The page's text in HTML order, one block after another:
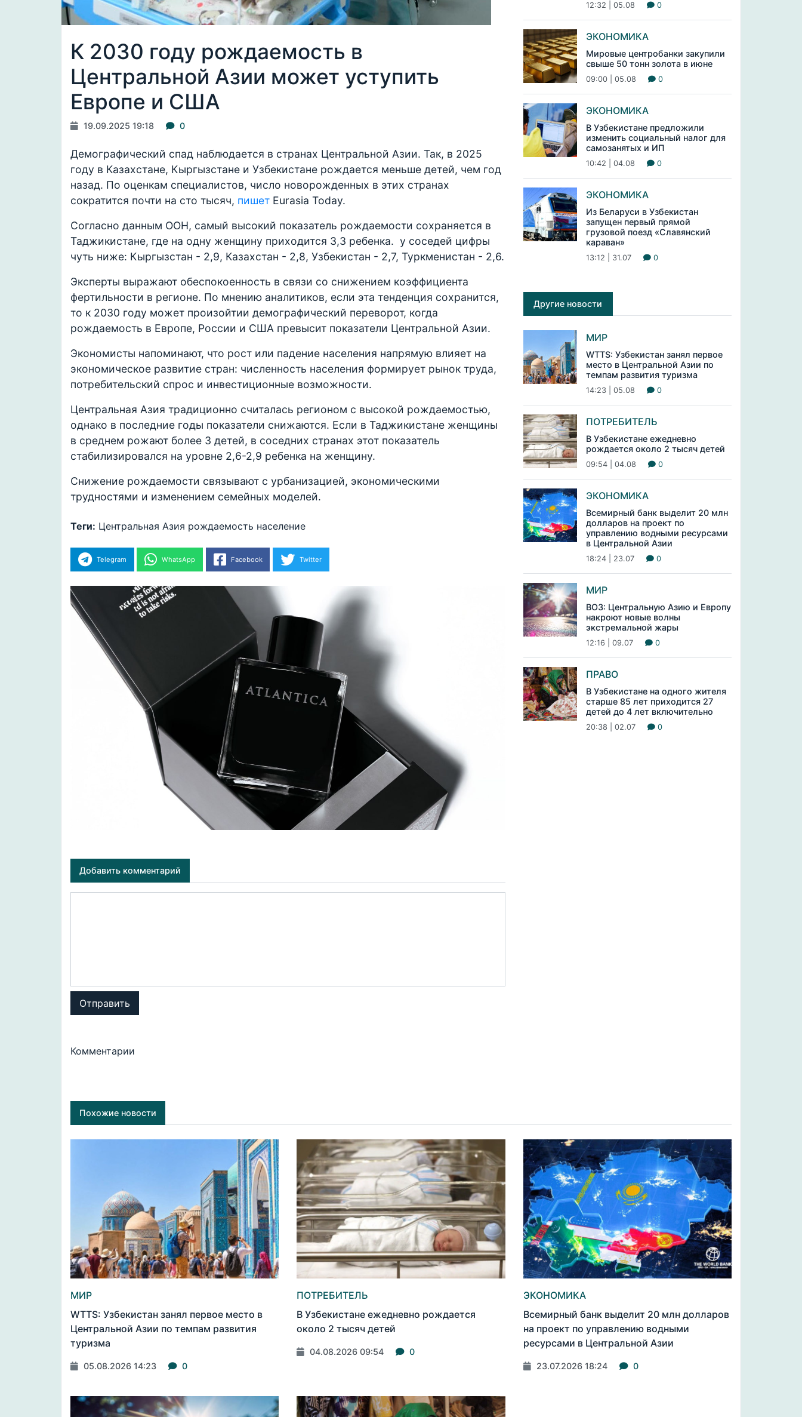
К 2030 году рождаемость в
Центральной Азии может уступить
Европе и США
19.09.2025 19:18 0
Демографический спад наблюдается в странах Центральной Азии. Так, в 2025
году в Казахстане, Кыргызстане и Узбекистане рождается меньше детей, чем год
назад. По оценкам специалистов, число новорожденных в этих странах
сократится почти на сто тысяч, пишет Eurasia Today.
Согласно данным ООН, самый высокий показатель рождаемости сохраняется в
Таджикистане, где на одну женщину приходится 3,3 ребенка. у соседей цифры
чуть ниже: Кыргызстан - 2,9, Казахстан - 2,8, Узбекистан - 2,7, Туркменистан - 2,6.
Эксперты выражают обеспокоенность в связи со снижением коэффициента
фертильности в регионе. По мнению аналитиков, если эта тенденция сохранится,
то к 2030 году может произойтии демографический переворот, когда
рождаемость в Европе, России и США превысит показатели Центральной Азии.
Экономисты напоминают, что рост или падение населения напрямую влияет на
экономическое развитие стран: численность населения формирует рынок труда,
потребительский спрос и инвестиционные возможности.
Центральная Азия традиционно считалась регионом с высокой рождаемостью,
однако в последние годы показатели снижаются. Если в Таджикистане женщины
в среднем рожают более 3 детей, в соседних странах этот показатель
стабилизировался на уровне 2,6-2,9 ребенка на женщину.
Снижение рождаемости связывают с урбанизацией, экономическими
трудностями и изменением семейных моделей.
Теги: Центральная Азия рождаемость население
Telegram WhatsApp Facebook Twitter
Добавить комментарий
Отправить
Комментарии
12:32 | 05.08 0
ЭКОНОМИКА
Мировые центробанки закупили
свыше 50 тонн золота в июне
09:00 | 05.08 0
ЭКОНОМИКА
В Узбекистане предложили
изменить социальный налог для
самозанятых и ИП
10:42 | 04.08 0
ЭКОНОМИКА
Из Беларуси в Узбекистан
запущен первый прямой
грузовой поезд «Славянский
караван»
13:12 | 31.07 0
Другие новости
МИР
WTTS: Узбекистан занял первое
место в Центральной Азии по
темпам развития туризма
14:23 | 05.08 0
ПОТРЕБИТЕЛЬ
В Узбекистане ежедневно
рождается около 2 тысяч детей
09:54 | 04.08 0
ЭКОНОМИКА
Всемирный банк выделит 20 млн
долларов на проект по
управлению водными ресурсами
в Центральной Азии
18:24 | 23.07 0
МИР
ВОЗ: Центральную Азию и Европу
накроют новые волны
экстремальной жары
12:16 | 09.07 0
ПРАВО
В Узбекистане на одного жителя
старше 85 лет приходится 27
детей до 4 лет включительно
20:38 | 02.07 0
Похожие новости
МИР
WTTS: Узбекистан занял первое место в
Центральной Азии по темпам развития
туризма
05.08.2026 14:23 0
ПОТРЕБИТЕЛЬ
В Узбекистане ежедневно рождается
около 2 тысяч детей
04.08.2026 09:54 0
ЭКОНОМИКА
Всемирный банк выделит 20 млн долларов
на проект по управлению водными
ресурсами в Центральной Азии
23.07.2026 18:24 0